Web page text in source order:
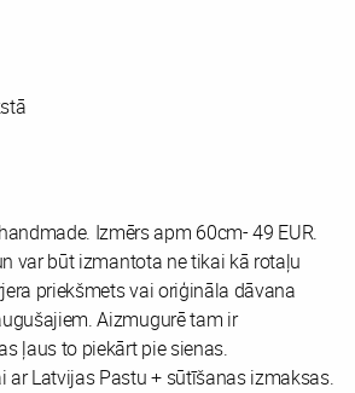
Izmērs apm 60cm- 49 EUR.
var būt izmantota ne tikai kā rotaļu
priekšmets vai oriģināla dāvana
Aizmugurē tam ir
ļaus to piekārt pie sienas.
ar Latvijas Pastu + sūtīšanas izmaksas.